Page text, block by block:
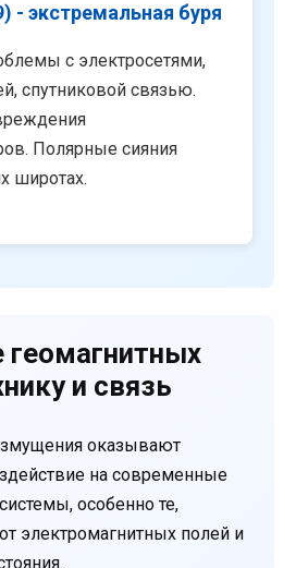
- экстремальная буря
с электросетями,
спутниковой связью.
Полярные сияния
широтах.
и связь
оказывают
на современные
особенно те,
электромагнитных полей и